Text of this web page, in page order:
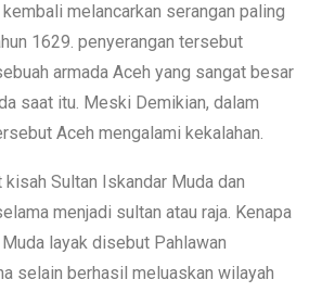
kembali melancarkan serangan paling
1629. penyerangan tersebut
armada Aceh yang sangat besar
saat itu. Meski Demikian, dalam
Aceh mengalami kekalahan.
kisah Sultan Iskandar Muda dan
menjadi sultan atau raja. Kenapa
layak disebut Pahlawan
selain berhasil meluaskan wilayah